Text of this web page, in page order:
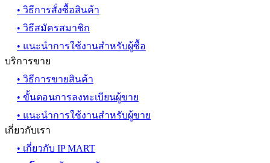
• วิธีการสั่งซื้อสินค้า
• วิธีสมัครสมาชิก
• แนะนำการใช้งานสำหรับผู้ซื้อ
บริการขาย
• วิธีการขายสินค้า
• ขั้นตอนการลงทะเบียนผู้ขาย
• แนะนำการใช้งานสำหรับผู้ขาย
เกี่ยวกับเรา
• เกี่ยวกับ IP MART